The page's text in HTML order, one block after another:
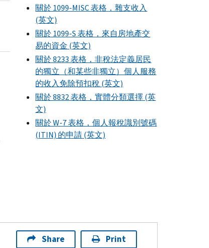
關於 1099-MISC 表格，雜支收入
(英文)
關於 1099-S 表格，來自房地產交
易的資金 (英文)
關於 8233 表格，非稅法定義居民
的獨立（和某些非獨立）個人服務
的收入免除預扣稅 (英文)
關於 8832 表格，實體分類選擇 (英
文)
關於 W-7 表格，個人報稅識別號碼
(ITIN) 的申請 (英文)
Share Print